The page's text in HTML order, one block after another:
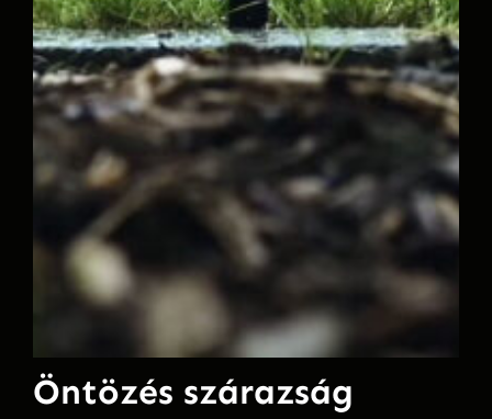
Öntözés szárazság